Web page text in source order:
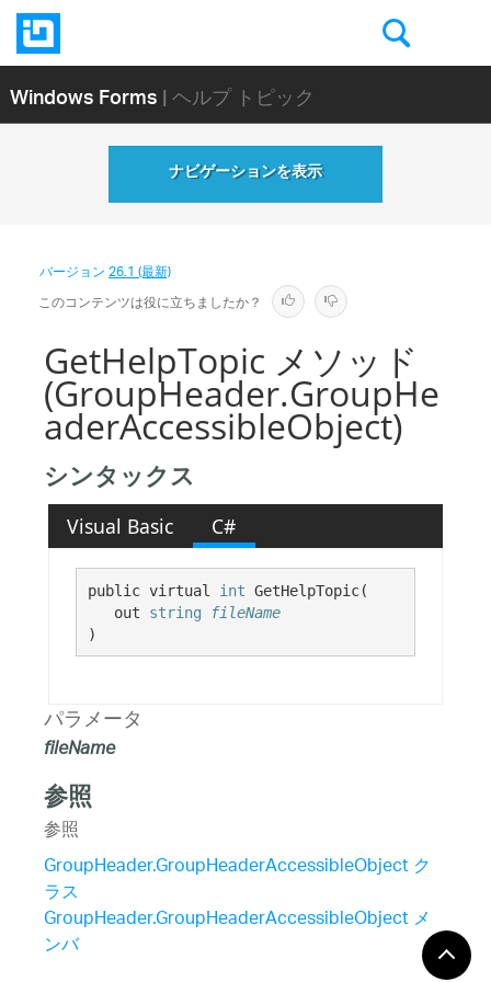
Windows Forms| ヘルプ トピック
ナビゲーションを表示
バージョン26.1 (最新)
このコンテンツは役に立ちましたか？
GetHelpTopic メソッド
(GroupHeader.GroupHe
aderAccessibleObject)
シンタックス
Visual Basic C#
public virtual int GetHelpTopic(
out string
fileName
)
パラメータ
fileName
参照
参照
GroupHeader.GroupHeaderAccessibleObject ク
ラス
GroupHeader.GroupHeaderAccessibleObject メ
ンバ